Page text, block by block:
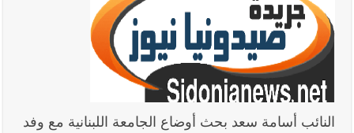
النائب أسامة سعد بحث أوضاع الجامعة اللبنانية مع وفد